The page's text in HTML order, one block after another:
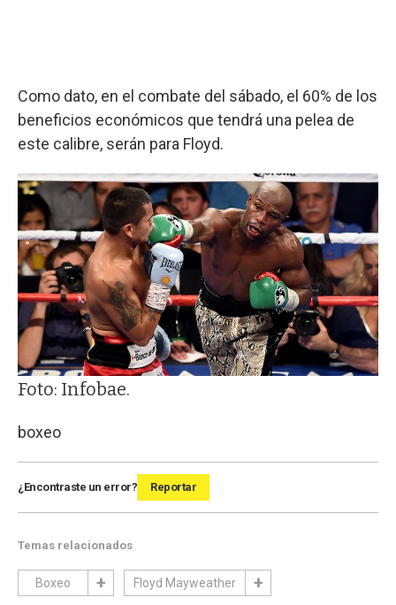
Como dato, en el combate del sábado, el 60% de los
beneficios económicos que tendrá una pelea de
este calibre, serán para Floyd.
Foto: Infobae.
boxeo
¿Encontraste un error? Reportar
Temas relacionados
Boxeo Floyd Mayweather